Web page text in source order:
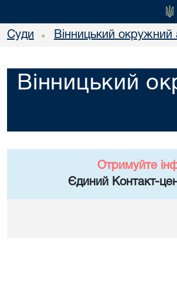
Суди • Вінницький окружний
Вінницький
Отримуйте
Єдиний Контакт-